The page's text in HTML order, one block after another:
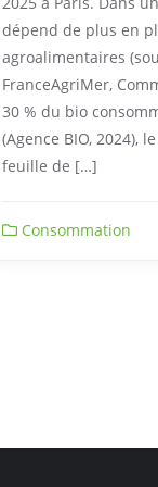
dépend de plus en
agroalimentaires
FranceAgriMer,
30 % du bio
(Agence BIO, 2024),
feuille de […]
Consommation